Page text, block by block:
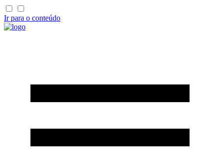
Ir para o conteúdo